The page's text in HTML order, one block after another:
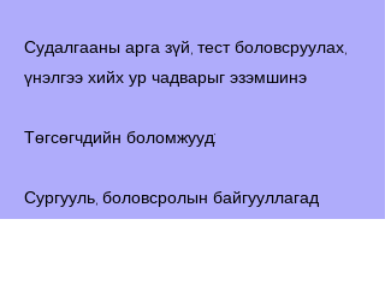
Судалгааны арга зүй, тест боловсруулах,
үнэлгээ хийх ур чадварыг эзэмшинэ
Төгсөгчдийн боломжууд:
Сургууль, боловсролын байгууллагад